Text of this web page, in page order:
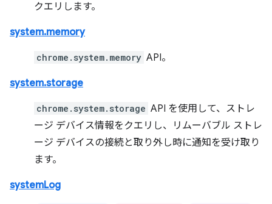
クエリします。
system.memory
chrome.system.memory API。
system.storage
chrome.system.storage API を使用して、ストレ
ージ デバイス情報をクエリし、リムーバブル ストレ
ージ デバイスの接続と取り外し時に通知を受け取り
ます。
systemLog